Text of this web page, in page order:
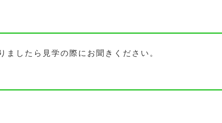
したら見学の際にお聞きください。